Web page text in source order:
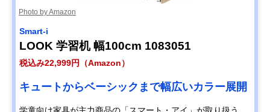
Photo by Amazon
Smart-i
LOOK 学習机 幅100cm 1083051
税込み22,999円（Amazon）
キュートからベーシックまで幅広いカラー展開
学童向け家具が主力商品の「スマート・アイ」が取り扱う、